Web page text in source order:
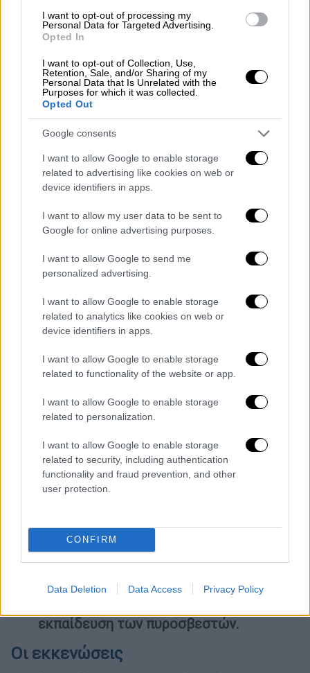
I want to opt-out of processing my
Personal Data for Targeted Advertising.
Opted In
I want to opt-out of Collection, Use,
Retention, Sale, and/or Sharing of my
Personal Data that Is Unrelated with the
Purposes for which it was collected.
Opted Out
Google consents
I want to allow Google to enable storage
related to advertising like cookies on web or
device identifiers in apps.
I want to allow my user data to be sent to
Google for online advertising purposes.
I want to allow Google to send me
personalized advertising.
I want to allow Google to enable storage
related to analytics like cookies on web or
device identifiers in apps.
I want to allow Google to enable storage
related to functionality of the website or app.
I want to allow Google to enable storage
related to personalization.
I want to allow Google to enable storage
related to security, including authentication
functionality and fraud prevention, and other
user protection.
CONFIRM
Data Deletion Data Access Privacy Policy
πολλά προβλήματα στην αντιμετώπιση του
κινδύνου της φωτιάς. Και όσο κι αν ο ίδιος ο
Πρωθυπουργός προέτρεψε σε μη κριτική
αναφορικά με την πυροσβεστική, στο κάδρο
των αδυναμιών της χώρας μπαίνει πλέον
εκτός της πρόληψης και η κατάσβεση.
«Η αλήθεια είναι πως αν δεν έχεις μια
πλευράς πρόληψης, κάποια στιγμή κάποια
φωτιά θα ξεφύγει», σημειώνει ο κ.
Απαντώντας στο κρίσιμο ερώτημα γιατί η
φωτιά στον Εβρο καίει ακόμα χωρίς τα
πυροσβεστικά μέσα να μπορέσουν να την
τιθασεύσουν, αναφέρει μία σειρά από
λόγους:
Η πυρκαγιά δε σβήνει περιμένοντάς τη
τονίζει. Ενίοτε καθυστερεί η
δημιουργία εγκαταστάσεων με μάνικες ή
δε γίνεται σωστά.
Πολλές φορές οι πυροσβέστες πάνε να
παραμελώντας τα πλάγια και πίσω.
«Αυτό είναι μεγάλο λάθος ίδίως όταν το
μέτωπο είναι έξω από τις δυνατότητες
σταθείς σε απόσταση μικρότερη των 80
μέτρων. Αρα η πυρκαγιά θα σε διώξει
εκπαίδευση των πυροσβεστών.
Οι εκκενώσεις